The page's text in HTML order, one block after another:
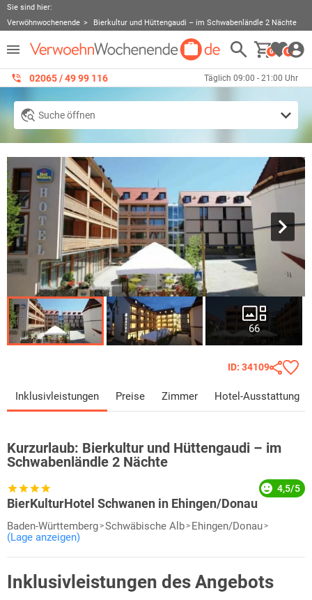
Sie sind hier:
Verwöhnwochenende
Bierkultur und Hüttengaudi – im Schwabenländle 2 Nächte
0 0
02065 / 49 ‌99 116 Täglich 09:00 - 21:00 Uhr
Suche öffnen
66
ID: 34109
Inklusivleistungen Preise Zimmer Hotel-Ausstattung
Kurzurlaub: Bierkultur und Hüttengaudi – im
Schwabenländle 2 Nächte
BierKulturHotel Schwanen in Ehingen/Donau
4,5/5
Baden-Württemberg Schwäbische Alb
Ehingen/Donau
(Lage anzeigen)
Inklusivleistungen des Angebots